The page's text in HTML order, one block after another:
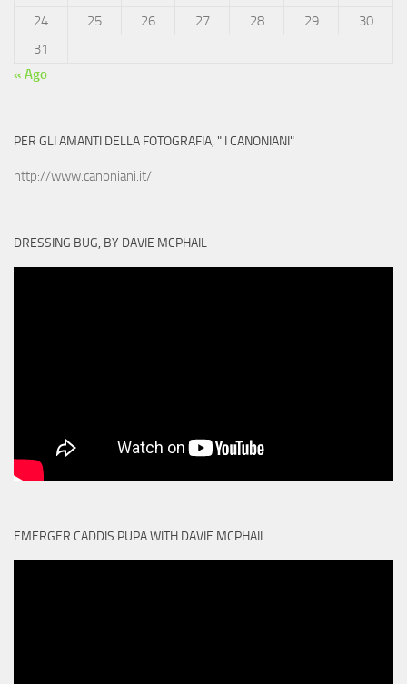
24
25 26 27 28 29
30
31
« Ago
PER GLI AMANTI DELLA FOTOGRAFIA, " I CANONIANI"
http://www.canoniani.it/
DRESSING BUG, BY DAVIE MCPHAIL
EMERGER CADDIS PUPA WITH DAVIE MCPHAIL